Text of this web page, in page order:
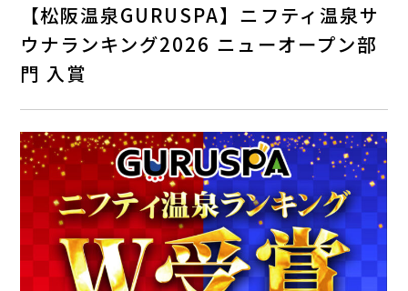
【松阪温泉GURUSPA】ニフティ温泉サ
ウナランキング2026 ニューオープン部
門 入賞